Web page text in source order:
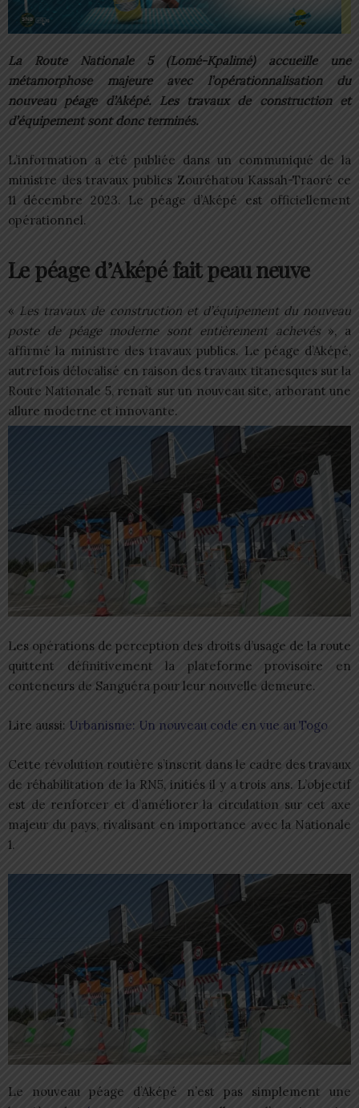
La Route Nationale 5 (Lomé-Kpalimé) accueille une
métamorphose majeure avec l’opérationnalisation du
nouveau péage d’Aképé. Les travaux de construction et
d’équipement sont donc terminés.
L’information a été publiée dans un communiqué de la
ministre des travaux publics Zouréhatou Kassah-Traoré ce
11 décembre 2023. Le péage d’Aképé est officiellement
opérationnel.
Le péage d’Aképé fait peau neuve
« Les travaux de construction et d’équipement du nouveau
poste de péage moderne sont entièrement achevés», a
affirmé la ministre des travaux publics. Le péage d’Aképé,
autrefois délocalisé en raison des travaux titanesques sur la
Route Nationale 5, renaît sur un nouveau site, arborant une
allure moderne et innovante.
Les opérations de perception des droits d’usage de la route
quittent définitivement la plateforme provisoire en
conteneurs de Sanguéra pour leur nouvelle demeure.
Lire aussi: Urbanisme: Un nouveau code en vue au Togo
Cette révolution routière s’inscrit dans le cadre des travaux
de réhabilitation de la RN5, initiés il y a trois ans. L’objectif
est de renforcer et d’améliorer la circulation sur cet axe
majeur du pays, rivalisant en importance avec la Nationale
1.
Le nouveau péage d’Aképé n’est pas simplement une